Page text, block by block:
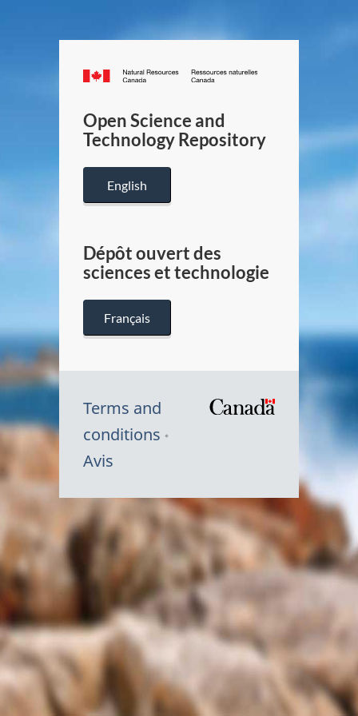
Canada.ca
/
Canada
Open Science and
Technology Repository
English
Dépôt ouvert des
sciences et technologie
Français
Terms and
conditions
Avis
Symbole
du
Canada